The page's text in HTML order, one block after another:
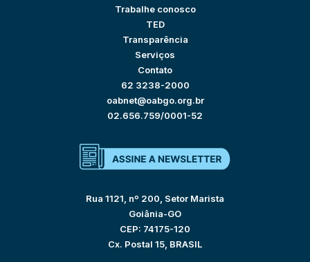
Trabalhe conosco
TED
Transparência
Serviços
Contato
62 3238-2000
oabnet@oabgo.org.br
02.656.759/0001-52
Rua 1121, nº 200, Setor Marista
Goiânia-GO
CEP: 74175-120
Cx. Postal 15, BRASIL